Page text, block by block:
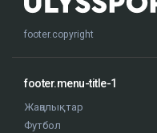
footer.copyright
footer.menu-title-1
Жаңалықтар
Футбол